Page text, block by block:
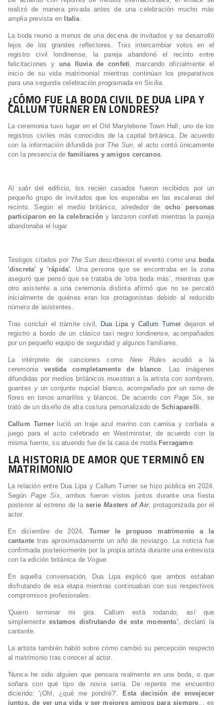
realizó de manera privada antes de una celebración mucho más
amplia prevista en Italia.
La boda reunió a menos de una decena de invitados y se desarrolló
lejos de los grandes reflectores. Tras intercambiar votos en el
registro civil londinense, la pareja abandonó el recinto entre
felicitaciones y una lluvia de confeti, marcando oficialmente el
inicio de su vida matrimonial mientras continúan los preparativos
para una segunda celebración programada en Sicilia.
¿CÓMO FUE LA BODA CIVIL DE DUA LIPA Y
CALLUM TURNER EN LONDRES?
La ceremonia tuvo lugar en el Old Marylebone Town Hall, uno de los
registros civiles más conocidos de la capital británica. De acuerdo
con la información difundida por The Sun, el acto contó únicamente
con la presencia de familiares y amigos cercanos.
Al salir del edificio, los recién casados fueron recibidos por un
pequeño grupo de invitados que los esperaba en las escaleras del
recinto. Según el medio británico, alrededor de
ocho personas
participaron en la celebración y lanzaron confeti mientras la pareja
abandonaba el lugar.
Testigos citados por The Sun describieron el evento como una boda
'discreta' y 'rápida'. Una persona que se encontraba en la zona
aseguró que pensó que se trataba de 'otra boda más', mientras que
otro asistente a una ceremonia distinta afirmó que no se percató
inicialmente de quiénes eran los protagonistas debido al reducido
número de asistentes.
Tras concluir el trámite civil, Dua Lipa y Callum Turner dejaron el
registro a bordo de un clásico taxi negro londinense, acompañados
por un pequeño equipo de seguridad y algunos familiares.
La intérprete de canciones como New Rules
acudió a la
ceremonia
vestida completamente de blanco. Las imágenes
difundidas por medios británicos muestran a la artista con sombrero,
guantes y un conjunto nupcial blanco, acompañado por un ramo de
flores en tonos amarillos y blancos. De acuerdo con Page Six, se
trató de un diseño de alta costura personalizado de Schiaparelli.
Callum Turner
lució un traje azul marino con camisa y corbata a
juego para el acto celebrado en Westminster, de acuerdo con la
misma fuente, su atuendo fue de la casa de moda Ferragamo.
LA HISTORIA DE AMOR QUE TERMINÓ EN
MATRIMONIO
La relación entre Dua Lipa y Callum Turner se hizo pública en 2024.
Según
Page Six, ambos fueron vistos juntos durante una fiesta
posterior al estreno de la serie Masters of Air, protagonizada por el
actor.
En diciembre de 2024,
Turner le propuso matrimonio a la
cantante tras aproximadamente un año de noviazgo. La noticia fue
confirmada posteriormente por la propia artista durante una entrevista
con la edición británica de Vogue.
En aquella conversación, Dua Lipa explicó que ambos estaban
disfrutando de esa etapa mientras continuaban con sus respectivos
compromisos profesionales.
'Quiero terminar mi gira. Callum está rodando, así que
simplemente estamos disfrutando de este momento', declaró la
cantante.
La artista también habló sobre cómo cambió su percepción respecto
al matrimonio tras conocer al actor.
'Nunca he sido alguien que pensara realmente en una boda, o que
soñara con qué tipo de novia sería. De repente me encuentro
diciendo: '¡Oh!, ¿qué me pondré?'.
Esta decisión de envejecer
juntos, de ver una vida y ser mejores amigos para siempre... es